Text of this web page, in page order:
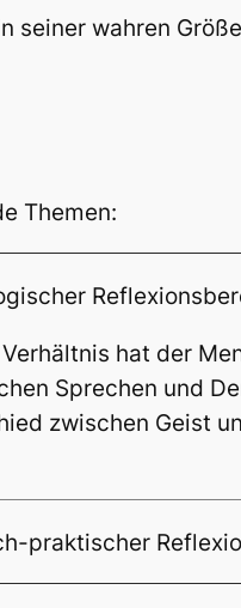
seiner wahren
Themen:
hat der
Sprechen und
zwischen Geist
praktischer